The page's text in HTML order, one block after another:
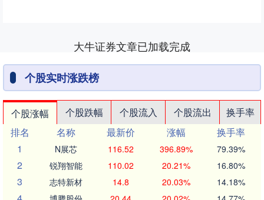
大牛证券文章已加载完成
个股实时涨跌榜
个股涨幅 个股跌幅 个股流入 个股流出
换手率
排名
名称 最新价 涨幅
换手率
1
N展芯 116.52 396.89% 79.39%
2 锐翔智能 110.02 20.21% 16.80%
3 志特新材 14.8 20.03% 14.18%